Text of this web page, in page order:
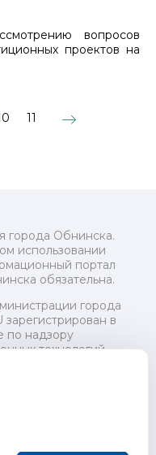
вопросов
проектов на
11
города Обнинска.
использовании
портал
обязательна.
города
в
по надзору
технологий
24 июля
Эл № ФС77-73321
(исполнительно-
округа "Город
Байкова Е.А.